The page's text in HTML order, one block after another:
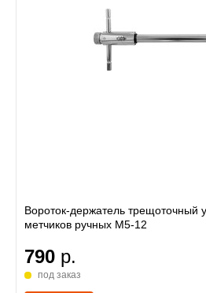
Вороток-держатель трещоточный
метчиков ручных M5-12
790 р.
под заказ